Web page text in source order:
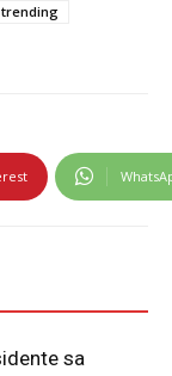
trending
sa